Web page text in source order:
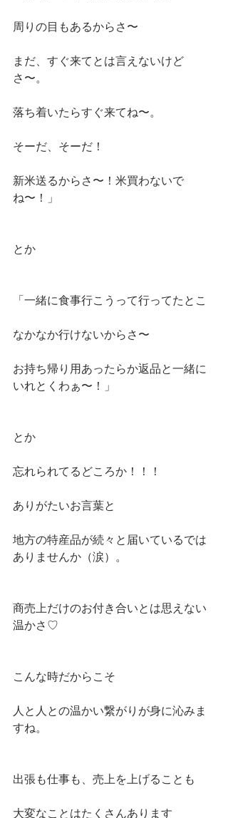
周りの目もあるからさ〜
まだ、すぐ来てとは言えないけど
さ〜。
落ち着いたらすぐ来てね〜。
そーだ、そーだ！
新米送るからさ〜！米買わないで
ね〜！」
とか
「一緒に食事行こうって行ってたとこ
なかなか行けないからさ〜
お持ち帰り用あったらか返品と一緒に
いれとくわぁ〜！」
とか
忘れられてるどころか！！！
ありがたいお言葉と
地方の特産品が続々と届いているでは
ありませんか（涙）。
商売上だけのお付き合いとは思えない
温かさ♡
こんな時だからこそ
人と人との温かい繋がりが身に沁みま
すね。
出張も仕事も、売上を上げることも
大変なことはたくさんあります